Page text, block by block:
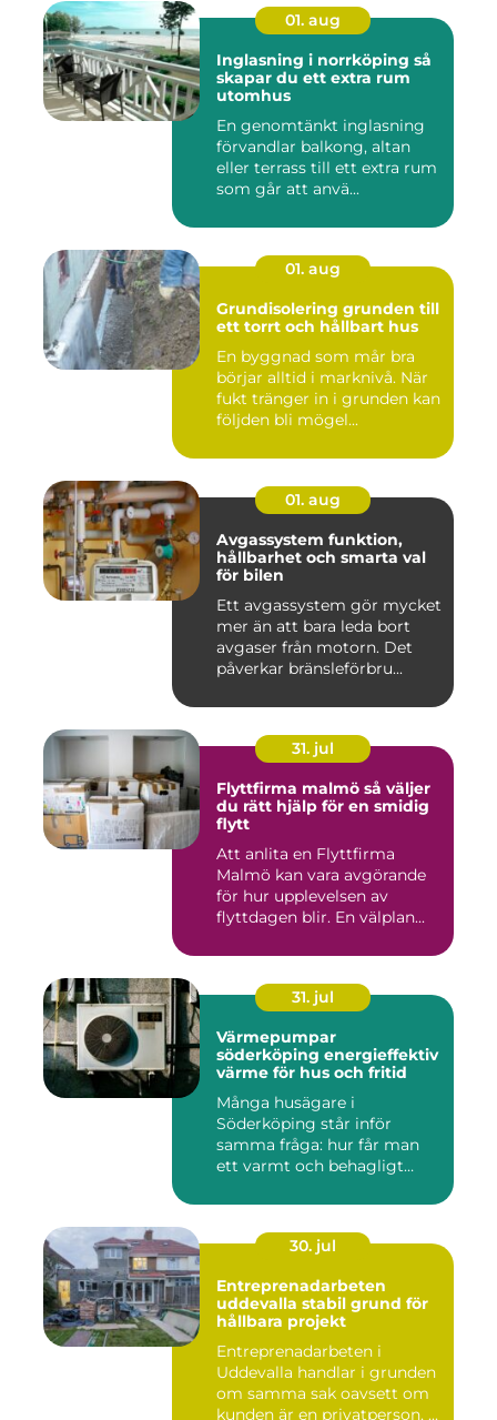
01. aug
Inglasning i norrköping så
skapar du ett extra rum
utomhus
En genomtänkt inglasning
förvandlar balkong, altan
eller terrass till ett extra rum
som går att anvä...
01. aug
Grundisolering grunden till
ett torrt och hållbart hus
En byggnad som mår bra
börjar alltid i marknivå. När
fukt tränger in i grunden kan
följden bli mögel...
01. aug
Avgassystem funktion,
hållbarhet och smarta val
för bilen
Ett avgassystem gör mycket
mer än att bara leda bort
avgaser från motorn. Det
påverkar bränsleförbru...
31. jul
Flyttfirma malmö så väljer
du rätt hjälp för en smidig
flytt
Att anlita en Flyttfirma
Malmö kan vara avgörande
för hur upplevelsen av
flyttdagen blir. En välplan...
31. jul
Värmepumpar
söderköping energieffektiv
värme för hus och fritid
Många husägare i
Söderköping står inför
samma fråga: hur får man
ett varmt och behagligt
30. jul
Entreprenadarbeten
uddevalla stabil grund för
hållbara projekt
Entreprenadarbeten i
Uddevalla handlar i grunden
om samma sak oavsett om
kunden är en privatperson, ...